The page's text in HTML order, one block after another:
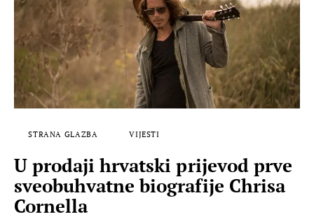
STRANA GLAZBA VIJESTI
U prodaji hrvatski prijevod prve
sveobuhvatne biografije Chrisa
Cornella